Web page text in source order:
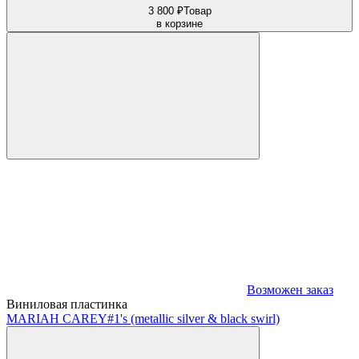
3 800 ₽Товар
в корзине
Возможен заказ
Виниловая пластинка
MARIAH CAREY#1's (metallic silver & black swirl)